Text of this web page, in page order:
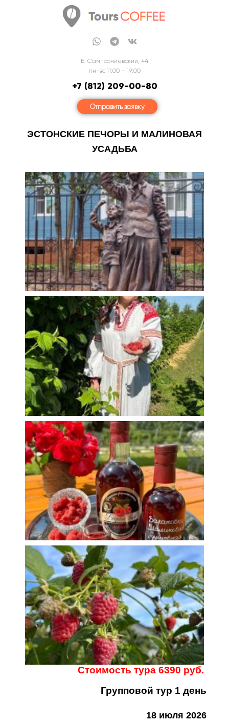
Б. Сампсониевский, 44
пн-вс 11:00 – 19:00
+7 (812) 209-00-80
Отправить заявку
ЭСТОНСКИЕ ПЕЧОРЫ И МАЛИНОВАЯ
УСАДЬБА
Стоимость тура 6390 руб.
Групповой тур 1 день
18 июля 2026